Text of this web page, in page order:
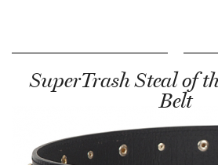
SuperTrash Steal of
Belt